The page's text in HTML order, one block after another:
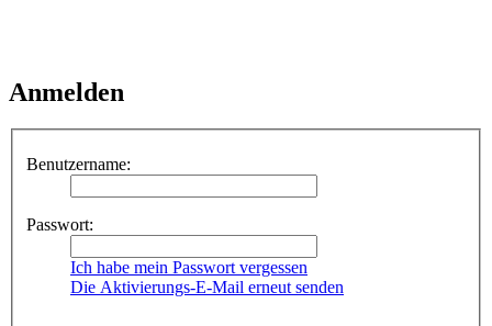
Anmelden
Benutzername:
Passwort:
Ich habe mein Passwort vergessen
Die Aktivierungs-E-Mail erneut senden